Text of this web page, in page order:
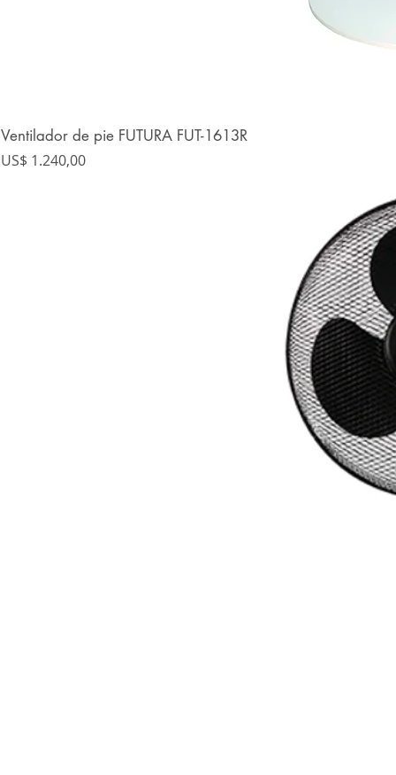
Ventilador de pie FUTURA FUT-1613R
Precio
US$ 1.240,00